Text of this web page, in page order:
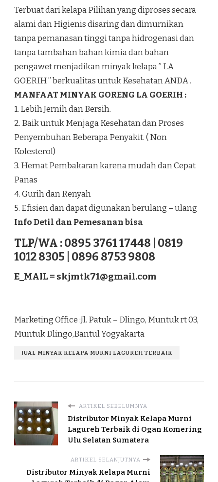
Terbuat dari kelapa Pilihan yang diproses secara
alami dan Higienis disaring dan dimurnikan
tanpa pemanasan tinggi tanpa hidrogenasi dan
tanpa tambahan bahan kimia dan bahan
pengawet menjadikan minyak kelapa ” LA
GOERIH ” berkualitas untuk Kesehatan ANDA .
MANFAAT MINYAK GORENG LA GOERIH :
1. Lebih Jernih dan Bersih.
2. Baik untuk Menjaga Kesehatan dan Proses
Penyembuhan Beberapa Penyakit. ( Non
Kolesterol)
3. Hemat Pembakaran karena mudah dan Cepat
Panas
4. Gurih dan Renyah
5. Efisien dan dapat digunakan berulang – ulang
Info Detil dan Pemesanan bisa
TLP/WA : 0895 3761 17448 | 0819
1012 8305 | 0896 8753 9808
E_MAIL = skjmtk71@gmail.com
Marketing Office :Jl. Patuk – Dlingo, Muntuk rt 03,
Muntuk Dlingo,Bantul Yogyakarta
JUAL MINYAK KELAPA MURNI LAGUREH TERBAIK
ARTIKEL SEBELUMNYA
Distributor Minyak Kelapa Murni
Lagureh Terbaik di Ogan Komering
Ulu Selatan Sumatera
ARTIKEL SELANJUTNYA
Distributor Minyak Kelapa Murni